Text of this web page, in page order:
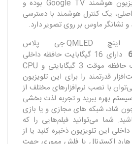
سیستم عامل این تلویزیون هوشمند Google TV بوده و
اصلی، یک کنترل هوشمند با دسترسی
نشانگر ماوس بر روی تصویر دارد.
تلویزیون 65 اینچ QMLED جی پلاس
دارای 16 گیگابایت حافظه داخلی
است که به همراه یک حافظه موقت 3 گیگابایتی و CPU
قدرتمند را برای این تلویزیون
با نصب نرم‌افزار‌های مختلف از
بهره ببرید و تجربه لذت بخشی
شاد، شبکه های مجازی و یا بازی
شما می‌توانید فیلم‌هایی را که
این تلویزیون ذخیره کنید یا از